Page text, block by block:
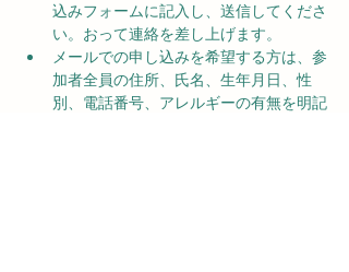
込みフォームに記入し、送信してくださ
い。おって連絡を差し上げます。
メールでの申し込みを希望する方は、参
加者全員の住所、氏名、生年月日、性
別、電話番号、アレルギーの有無を明記